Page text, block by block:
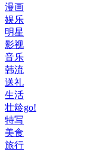
漫画
娱乐
明星
影视
音乐
韩流
送礼
生活
壮龄go!
特写
美食
旅行